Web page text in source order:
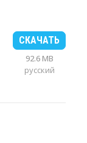
СКАЧАТЬ
92.6 MB
русский